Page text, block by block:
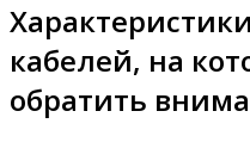
кабелей, на
обратить